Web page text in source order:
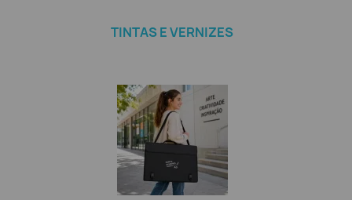
TINTAS E VERNIZES